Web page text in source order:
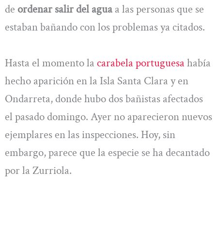
de ordenar salir del aguaa las personas que se
estaban bañando con los problemas ya citados.
Hasta el momento la carabela portuguesahabía
hecho aparición en la Isla Santa Clara y en
Ondarreta, donde hubo dos bañistas afectados
el pasado domingo. Ayer no aparecieron nuevos
ejemplares en las inspecciones. Hoy, sin
embargo, parece que la especie se ha decantado
por la Zurriola.